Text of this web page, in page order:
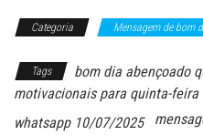
Categoria Mensagem de bom
Tags bom dia abençoado
motivacionais para quinta-feira
whatsapp 10/07/2025